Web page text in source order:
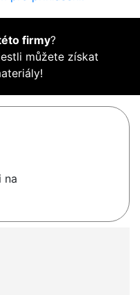
firmy?
můžete získat
na